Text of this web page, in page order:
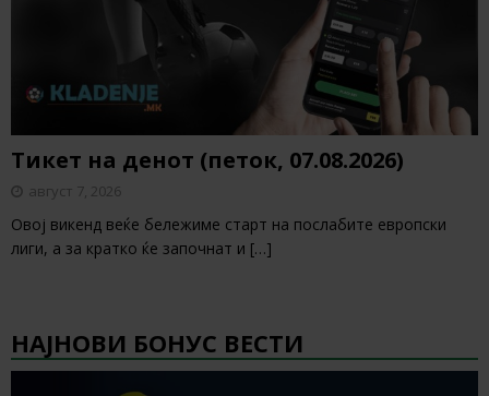
Тикет на денот (петок, 07.08.2026)
август 7, 2026
Овој викенд веќе бележиме старт на послабите европски
лиги, а за кратко ќе започнат и […]
НАЈНОВИ БОНУС ВЕСТИ